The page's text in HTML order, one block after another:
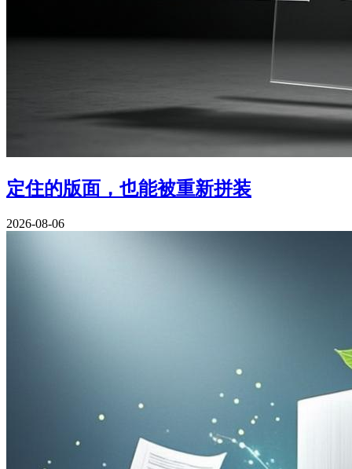
定住的版面，也能被重新拼装
2026-08-06